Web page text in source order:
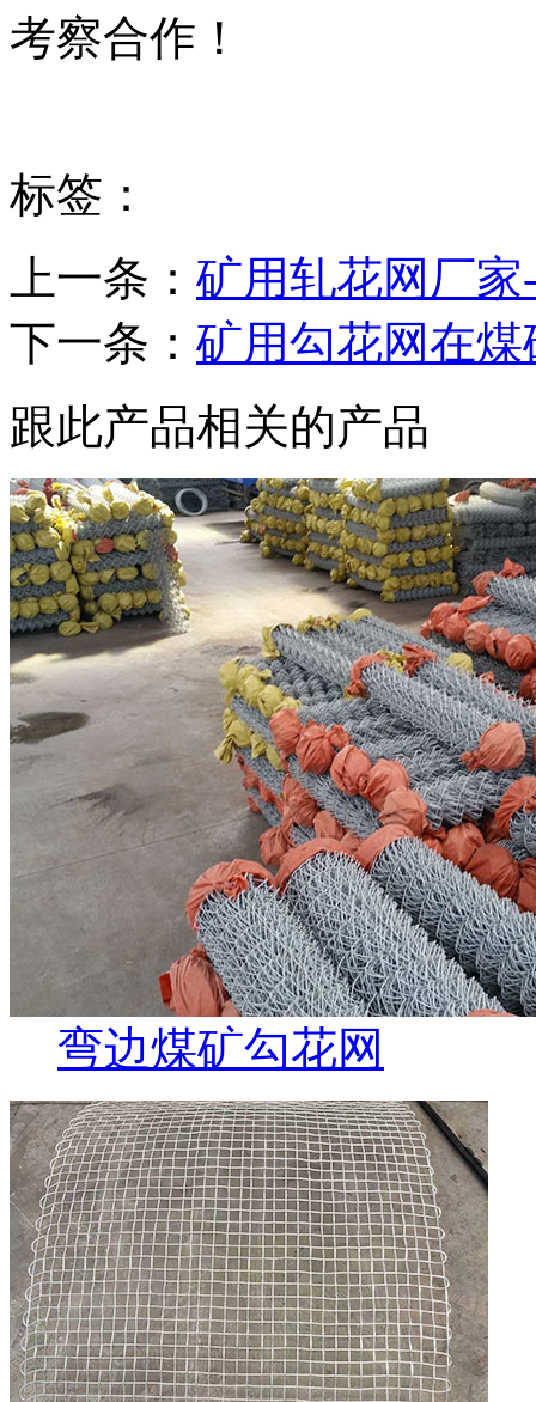
考察合作！
标签：
上一条： 矿用轧花网厂
下一条： 矿用勾花网在
跟此产品相关的产品
弯边煤矿勾花网